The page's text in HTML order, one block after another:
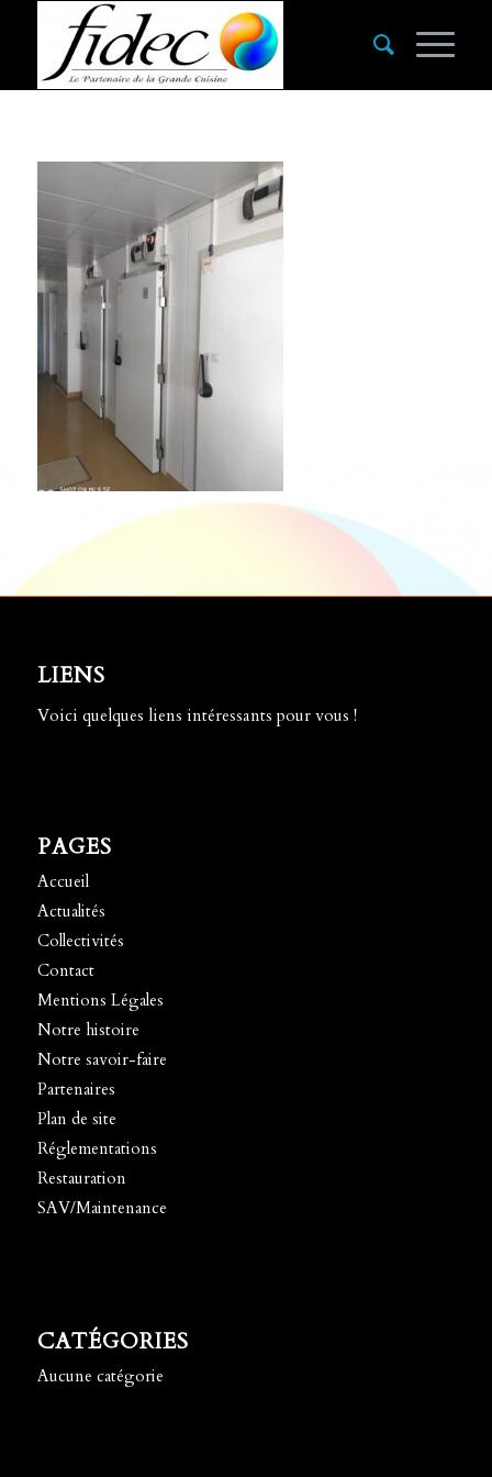
LIENS
Voici quelques liens intéressants pour vous !
PAGES
Accueil
Actualités
Collectivités
Contact
Mentions Légales
Notre histoire
Notre savoir-faire
Partenaires
Plan de site
Réglementations
Restauration
SAV/Maintenance
CATÉGORIES
Aucune catégorie